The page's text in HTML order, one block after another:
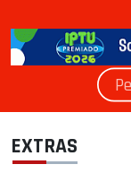
EXTRAS